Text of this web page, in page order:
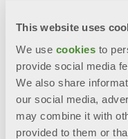
This website uses
We use cookies to
provide social media
We also share
our social media,
may combine it with
provided to them or
© FONDITAL
Sede Legale e
Via Cerreto, 40 -